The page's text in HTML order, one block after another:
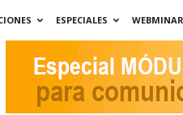
ESPECIALES